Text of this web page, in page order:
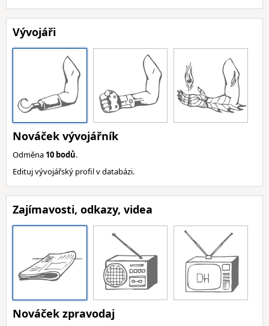
Vývojáři
Nováček vývojářník
Odměna 10 bodů.
Edituj vývojářský profil v databázi.
Zajímavosti, odkazy, videa
Nováček zpravodaj